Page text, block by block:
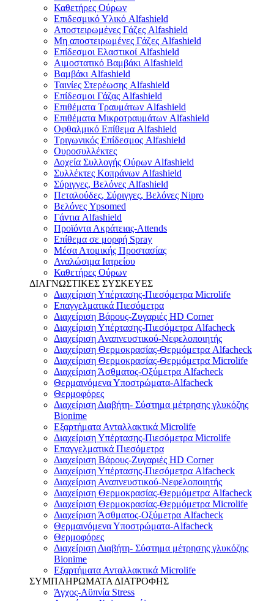
Καθετήρες Ούρων
Επιδεσμικό Υλικό Alfashield
Αποστειρωμένες Γάζες Alfashield
Μη αποστειρωμένες Γάζες Alfashield
Επίδεσμοι Ελαστικοί Alfashield
Αιμοστατικό Βαμβάκι Alfashield
Βαμβάκι Alfashield
Ταινίες Στερέωσης Alfashield
Επίδεσμοι Γάζας Alfashield
Επιθέματα Τραυμάτων Alfashield
Επιθέματα Μικροτραυμάτων Alfashield
Οφθαλμικό Eπίθεμα Alfashield
Τριγωνικός Επίδεσμος Alfashield
Ουροσυλλέκτες
Δοχεία Συλλογής Ούρων Alfashield
Συλλέκτες Κοπράνων Alfashield
Σύριγγες, Βελόνες Alfashield
Πεταλούδες, Σύριγγες, Βελόνες Nipro
Βελόνες Ypsomed
Γάντια Alfashield
Προϊόντα Ακράτειας-Attends
Επίθεμα σε μορφή Spray
Μέσα Ατομικής Προστασίας
Αναλώσιμα Ιατρείου
Καθετήρες Ούρων
ΔΙΑΓΝΩΣΤΙΚΕΣ ΣΥΣΚΕΥΕΣ
Διαχείριση Υπέρτασης-Πιεσόμετρα Microlife
Επαγγελματικά Πιεσόμετρα
Διαχείριση Βάρους-Ζυγαριές HD Corner
Διαχείριση Υπέρτασης-Πιεσόμετρα Alfacheck
Διαχείριση Αναπνευστικού-Νεφελοποιητής
Διαχείριση Θερμοκρασίας-Θερμόμετρα Alfacheck
Διαχείριση Θερμοκρασίας-Θερμόμετρα Microlife
Διαχείριση Άσθματος-Οξύμετρα Alfacheck
Θερμαινόμενα Υποστρώματα-Alfacheck
Θερμοφόρες
Διαχείριση Διαβήτη- Σύστημα μέτρησης γλυκόζης
Bionime
Εξαρτήματα Ανταλλακτικά Microlife
Διαχείριση Υπέρτασης-Πιεσόμετρα Microlife
Επαγγελματικά Πιεσόμετρα
Διαχείριση Βάρους-Ζυγαριές HD Corner
Διαχείριση Υπέρτασης-Πιεσόμετρα Alfacheck
Διαχείριση Αναπνευστικού-Νεφελοποιητής
Διαχείριση Θερμοκρασίας-Θερμόμετρα Alfacheck
Διαχείριση Θερμοκρασίας-Θερμόμετρα Microlife
Διαχείριση Άσθματος-Οξύμετρα Alfacheck
Θερμαινόμενα Υποστρώματα-Alfacheck
Θερμοφόρες
Διαχείριση Διαβήτη- Σύστημα μέτρησης γλυκόζης
Bionime
Εξαρτήματα Ανταλλακτικά Microlife
ΣΥΜΠΛΗΡΩΜΑΤΑ ΔΙΑΤΡΟΦΗΣ
Άγχος-Αϋπνία Stress